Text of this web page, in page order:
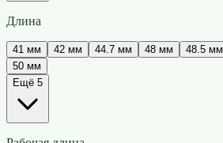
Длина
41 мм 42 мм 44.7 мм 48 мм 48.5 мм
50 мм
Ещё 5